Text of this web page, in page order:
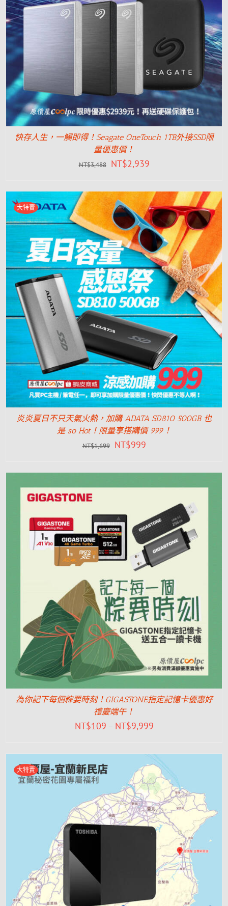
快存人生，一觸即得！Seagate OneTouch 1TB外接SSD限
量優惠價！
NT$3,488 NT$2,939
大特賣
炎炎夏日不只天氣火熱，加購 ADATA SD810 500GB 也
是 so Hot！限量享搭購價 999！
NT$1,699 NT$999
為你記下每個粽要時刻！GIGASTONE指定記憶卡優惠好
禮慶端午！
NT$109 – NT$9,999
大特賣